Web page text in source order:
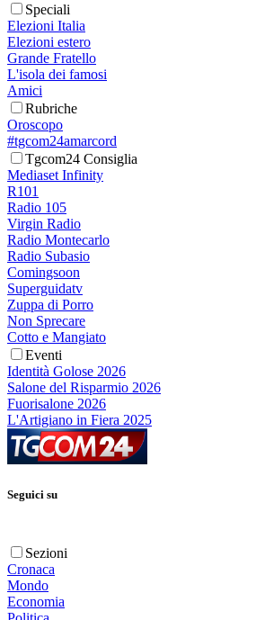
Speciali
Elezioni Italia
Elezioni estero
Grande Fratello
L'isola dei famosi
Amici
Rubriche
Oroscopo
#tgcom24amarcord
Tgcom24 Consiglia
Mediaset Infinity
R101
Radio 105
Virgin Radio
Radio Montecarlo
Radio Subasio
Comingsoon
Superguidatv
Zuppa di Porro
Non Sprecare
Cotto e Mangiato
Eventi
Identità Golose 2026
Salone del Risparmio 2026
Fuorisalone 2026
L'Artigiano in Fiera 2025
Seguici su
Sezioni
Cronaca
Mondo
Economia